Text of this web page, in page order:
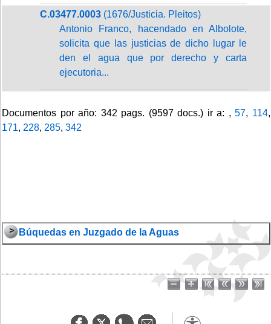
C.03477.0003 (1676/Justicia. Pleitos)
Antonio Franco, hacendado en Albolote,
solicita que las justicias de dicho lugar le
den el agua que por derecho y carta
ejecutoria...
Documentos por año: 342 pags. (9597 docs.) ir a: ,57, 114,
171, 228, 285, 342
Búquedas en Juzgado de la Aguas